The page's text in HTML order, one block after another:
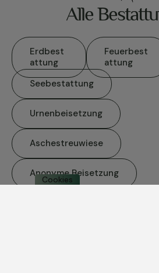
Alle
Erdbest
attung
Feuerbest
attung
Seebestattung
Urnenbeisetzung
Aschestreuwiese
Anonyme Beisetzung
Cookies